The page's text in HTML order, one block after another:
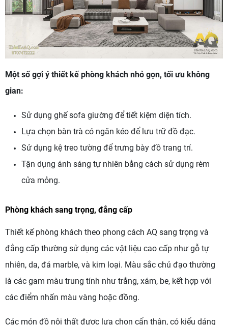
Một số gợi ý thiết kế phòng khách nhỏ gọn, tối ưu không
gian:
Sử dụng ghế sofa giường để tiết kiệm diện tích.
Lựa chọn bàn trà có ngăn kéo để lưu trữ đồ đạc.
Sử dụng kệ treo tường để trưng bày đồ trang trí.
Tận dụng ánh sáng tự nhiên bằng cách sử dụng rèm
cửa mỏng.
Phòng khách sang trọng, đẳng cấp
Thiết kế phòng khách theo phong cách AQ sang trọng và
đẳng cấp thường sử dụng các vật liệu cao cấp như gỗ tự
nhiên, da, đá marble, và kim loại. Màu sắc chủ đạo thường
là các gam màu trung tính như trắng, xám, be, kết hợp với
các điểm nhấn màu vàng hoặc đồng.
Các món đồ nội thất được lựa chọn cẩn thận, có kiểu dáng